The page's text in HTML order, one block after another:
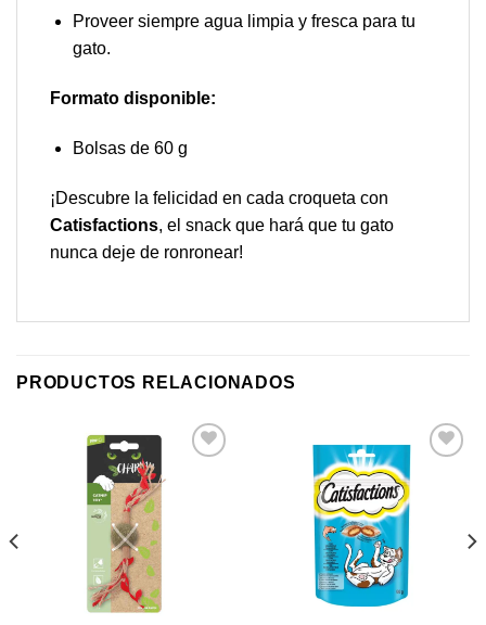
Proveer siempre agua limpia y fresca para tu
gato.
Formato disponible:
Bolsas de 60 g
¡Descubre la felicidad en cada croqueta con
Catisfactions, el snack que hará que tu gato
nunca deje de ronronear!
PRODUCTOS RELACIONADOS